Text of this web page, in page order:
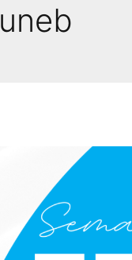
uneb